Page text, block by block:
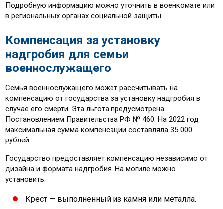
Подробную информацию можно уточнить в военкомате или
в региональных органах социальной защиты.
Компенсация за установку
надгробия для семьи
военнослужащего
Семья военнослужащего может рассчитывать на
компенсацию от государства за установку надгробия в
случае его смерти. Эта льгота предусмотрена
Постановлением Правительства РФ № 460. На 2022 год
максимальная сумма компенсации составляла 35 000
рублей.
Государство предоставляет компенсацию независимо от
дизайна и формата надгробия. На могиле можно
установить:
Крест — выполненный из камня или металла.